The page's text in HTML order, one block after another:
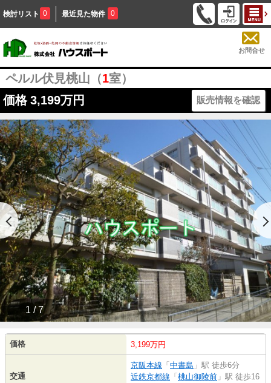
検討リスト 0 最近見た物件 0
お問合せ
ペルル伏見桃山（1室）
価格 3,199万円 販売情報を確認
1 / 7
価格 3,199万円
交通
京阪本線 「 中書島 」駅 徒歩6分
近鉄京都線 「 桃山御陵前 」駅 徒歩16